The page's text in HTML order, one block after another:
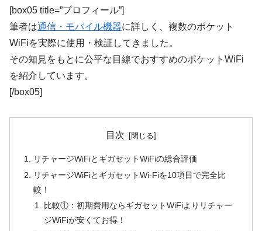
[box05 title=”プロフィール”]
筆者は通信・モバイル機器に詳しく、複数のポケット
WiFiを実際に使用・検証してきました。
その知見をもとに公平な目線でおすすめのポケットWiFi
を紹介しています。
[/box05]
目次
リチャージWiFiとギガセットWiFiの総合評価
リチャージWiFiとギガセットWi-Fiを10項目で完全比
較！
比較①：初期費用ならギガセットWiFiよりリチャー
ジWiFiが安くてお得！